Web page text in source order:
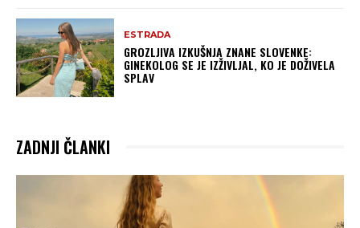
ESTRADA
GROZLJIVA IZKUŠNJA ZNANE SLOVENKE:
GINEKOLOG SE JE IZŽIVLJAL, KO JE DOŽIVELA
SPLAV
ZADNJI ČLANKI